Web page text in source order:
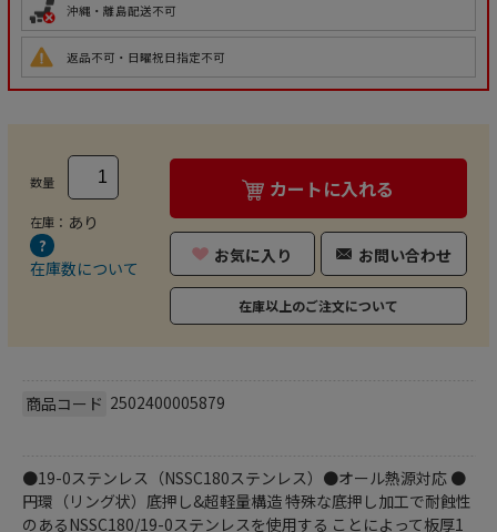
沖縄・離島配送不可
返品不可・日曜祝日指定不可
数量
在庫： あり
在庫数について
カートに入れる
お気に入り お問い合わせ
在庫以上のご注文について
商品コード 2502400005879
●19-0ステンレス（NSSC180ステンレス）●オール熱源対応 ●
円環（リング状）底押し&超軽量構造 特殊な底押し加工で耐蝕性
のあるNSSC180/19-0ステンレスを使用する ことによって板厚1